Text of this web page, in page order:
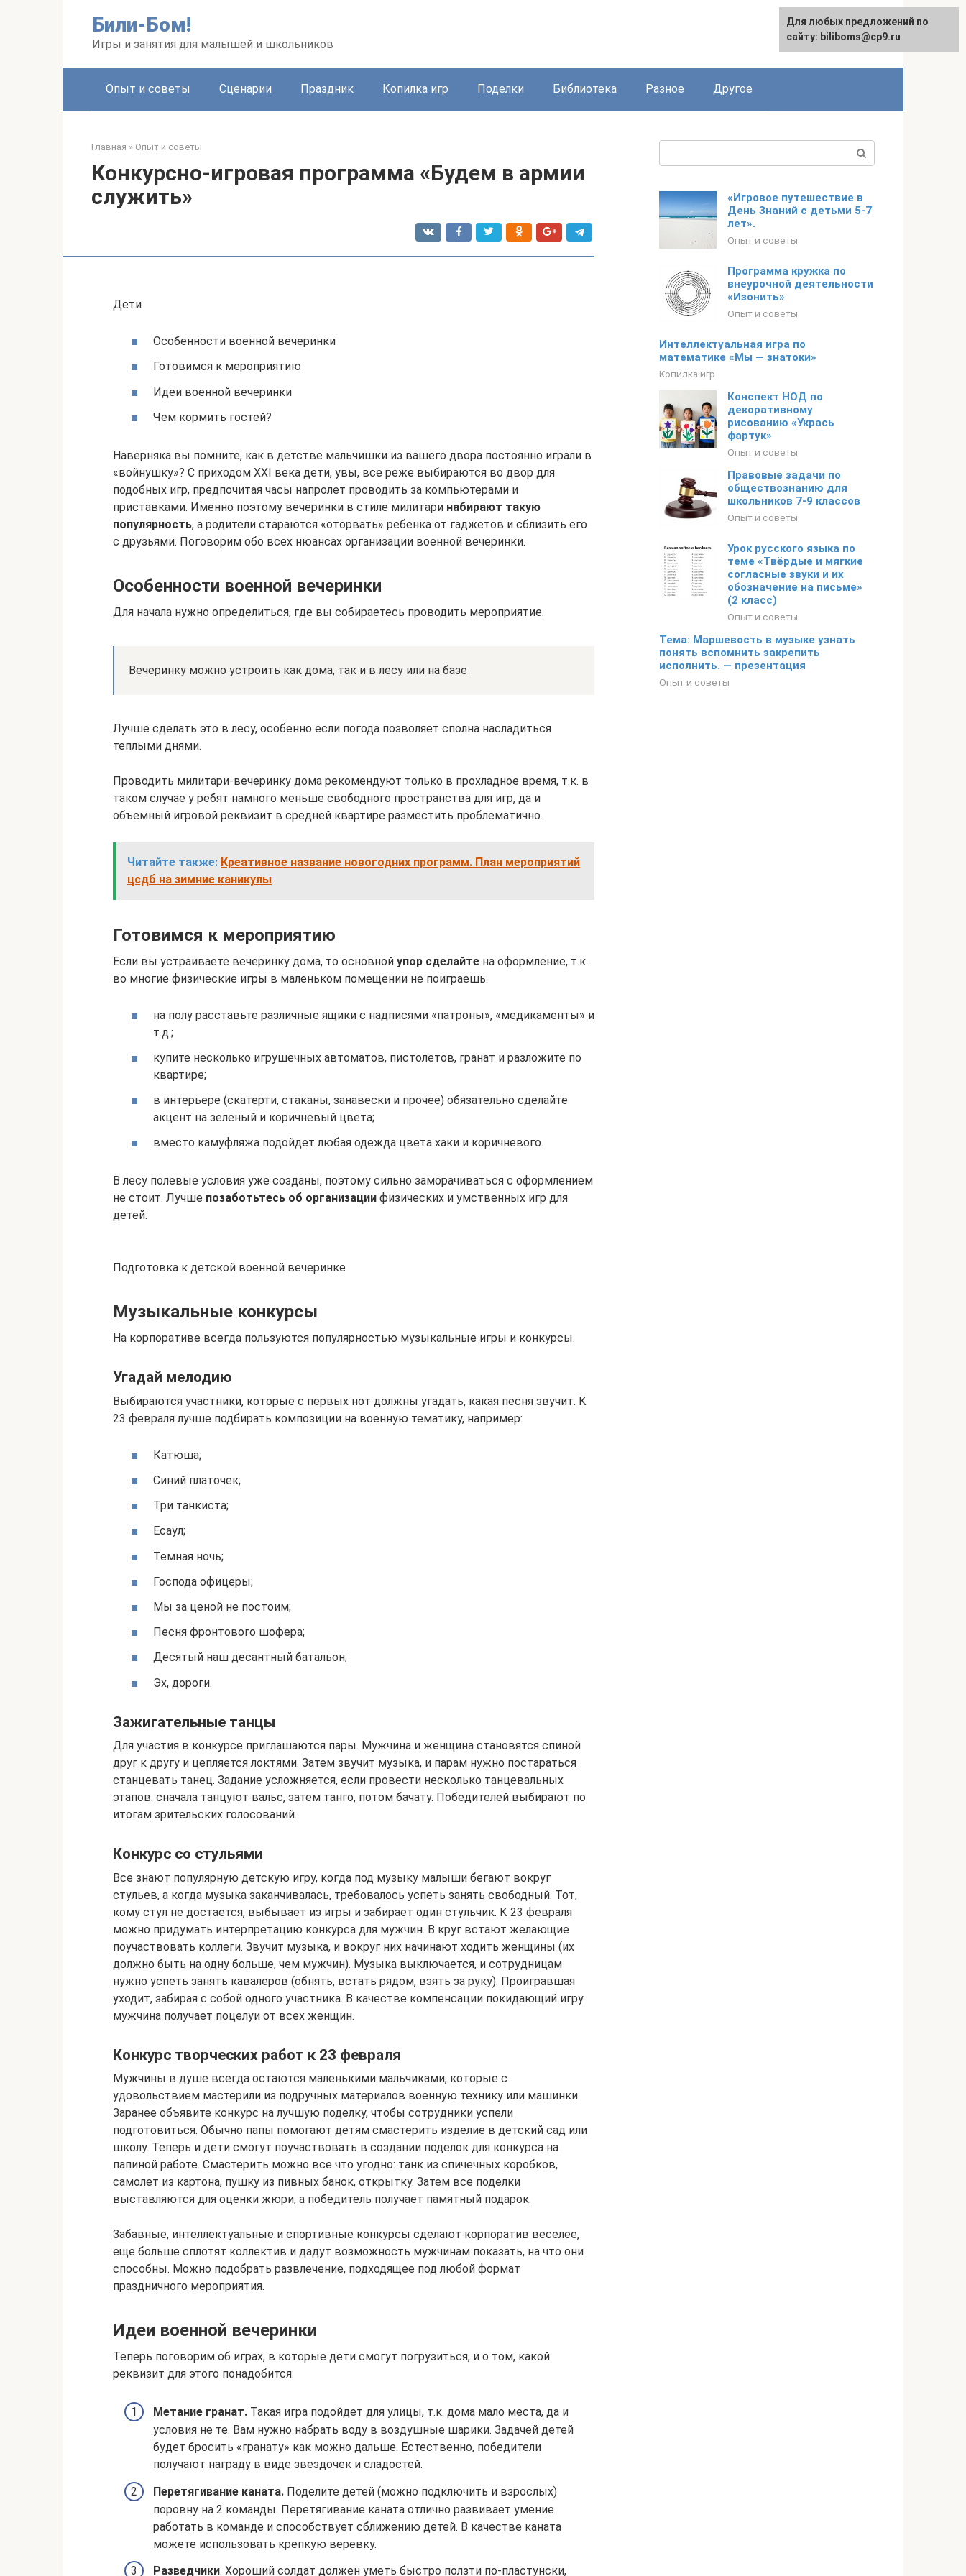
Били-Бом!
Игры и занятия для малышей и школьников
Опыт и советы Сценарии Праздник Копилка игр Поделки Библиотека Разное Другое
Главная » Опыт и советы
Конкурсно-игровая программа «Будем в армии
служить»
Дети
Особенности военной вечеринки
Готовимся к мероприятию
Идеи военной вечеринки
Чем кормить гостей?
Наверняка вы помните, как в детстве мальчишки из вашего двора постоянно играли в
«войнушку»? С приходом XXI века дети, увы, все реже выбираются во двор для
подобных игр, предпочитая часы напролет проводить за компьютерами и
приставками. Именно поэтому вечеринки в стиле милитари набирают такую
популярность, а родители стараются «оторвать» ребенка от гаджетов и сблизить его
с друзьями. Поговорим обо всех нюансах организации военной вечеринки.
Особенности военной вечеринки
Для начала нужно определиться, где вы собираетесь проводить мероприятие.
Вечеринку можно устроить как дома, так и в лесу или на базе
Лучше сделать это в лесу, особенно если погода позволяет сполна насладиться
теплыми днями.
Проводить милитари-вечеринку дома рекомендуют только в прохладное время, т.к. в
таком случае у ребят намного меньше свободного пространства для игр, да и
объемный игровой реквизит в средней квартире разместить проблематично.
Читайте также: Креативное название новогодних программ. План мероприятий
цсдб на зимние каникулы
Готовимся к мероприятию
Если вы устраиваете вечеринку дома, то основной упор сделайте на оформление, т.к.
во многие физические игры в маленьком помещении не поиграешь:
на полу расставьте различные ящики с надписями «патроны», «медикаменты» и
т.д.;
купите несколько игрушечных автоматов, пистолетов, гранат и разложите по
квартире;
в интерьере (скатерти, стаканы, занавески и прочее) обязательно сделайте
акцент на зеленый и коричневый цвета;
вместо камуфляжа подойдет любая одежда цвета хаки и коричневого.
В лесу полевые условия уже созданы, поэтому сильно заморачиваться с оформлением
не стоит. Лучше позаботьтесь об организации физических и умственных игр для
детей.
Подготовка к детской военной вечеринке
Музыкальные конкурсы
На корпоративе всегда пользуются популярностью музыкальные игры и конкурсы.
Угадай мелодию
Выбираются участники, которые с первых нот должны угадать, какая песня звучит. К
23 февраля лучше подбирать композиции на военную тематику, например:
Катюша;
Синий платочек;
Три танкиста;
Есаул;
Темная ночь;
Господа офицеры;
Мы за ценой не постоим;
Песня фронтового шофера;
Десятый наш десантный батальон;
Эх, дороги.
Зажигательные танцы
Для участия в конкурсе приглашаются пары. Мужчина и женщина становятся спиной
друг к другу и цепляется локтями. Затем звучит музыка, и парам нужно постараться
станцевать танец. Задание усложняется, если провести несколько танцевальных
этапов: сначала танцуют вальс, затем танго, потом бачату. Победителей выбирают по
итогам зрительских голосований.
Конкурс со стульями
Все знают популярную детскую игру, когда под музыку малыши бегают вокруг
стульев, а когда музыка заканчивалась, требовалось успеть занять свободный. Тот,
кому стул не достается, выбывает из игры и забирает один стульчик. К 23 февраля
можно придумать интерпретацию конкурса для мужчин. В круг встают желающие
поучаствовать коллеги. Звучит музыка, и вокруг них начинают ходить женщины (их
должно быть на одну больше, чем мужчин). Музыка выключается, и сотрудницам
нужно успеть занять кавалеров (обнять, встать рядом, взять за руку). Проигравшая
уходит, забирая с собой одного участника. В качестве компенсации покидающий игру
мужчина получает поцелуи от всех женщин.
Конкурс творческих работ к 23 февраля
Мужчины в душе всегда остаются маленькими мальчиками, которые с
удовольствием мастерили из подручных материалов военную технику или машинки.
Заранее объявите конкурс на лучшую поделку, чтобы сотрудники успели
подготовиться. Обычно папы помогают детям смастерить изделие в детский сад или
школу. Теперь и дети смогут поучаствовать в создании поделок для конкурса на
папиной работе. Смастерить можно все что угодно: танк из спичечных коробков,
самолет из картона, пушку из пивных банок, открытку. Затем все поделки
выставляются для оценки жюри, а победитель получает памятный подарок.
Забавные, интеллектуальные и спортивные конкурсы сделают корпоратив веселее,
еще больше сплотят коллектив и дадут возможность мужчинам показать, на что они
способны. Можно подобрать развлечение, подходящее под любой формат
праздничного мероприятия.
Идеи военной вечеринки
Теперь поговорим об играх, в которые дети смогут погрузиться, и о том, какой
реквизит для этого понадобится:
Метание гранат. Такая игра подойдет для улицы, т.к. дома мало места, да и
условия не те. Вам нужно набрать воду в воздушные шарики. Задачей детей
будет бросить «гранату» как можно дальше. Естественно, победители
получают награду в виде звездочек и сладостей.
Перетягивание каната. Поделите детей (можно подключить и взрослых)
поровну на 2 команды. Перетягивание каната отлично развивает умение
работать в команде и способствует сближению детей. В качестве каната
можете использовать крепкую веревку.
Разведчики. Хороший солдат должен уметь быстро ползти по-пластунски,
«Игровое путешествие в
День Знаний с детьми 5-7
лет».
Опыт и советы
Программа кружка по
внеурочной деятельности
«Изонить»
Опыт и советы
Интеллектуальная игра по
математике «Мы — знатоки»
Копилка игр
Конспект НОД по
декоративному
рисованию «Укрась
фартук»
Опыт и советы
Правовые задачи по
обществознанию для
школьников 7-9 классов
Опыт и советы
Урок русского языка по
теме «Твёрдые и мягкие
согласные звуки и их
обозначение на письме»
(2 класс)
Опыт и советы
Тема: Маршевость в музыке узнать
понять вспомнить закрепить
исполнить. — презентация
Опыт и советы
Для любых предложений по
сайту: biliboms@cp9.ru